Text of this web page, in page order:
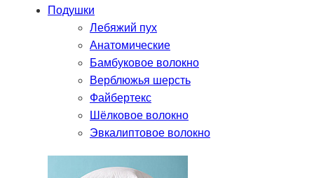
Подушки
Лебяжий пух
Анатомические
Бамбуковое волокно
Верблюжья шерсть
Файбертекс
Шёлковое волокно
Эвкалиптовое волокно